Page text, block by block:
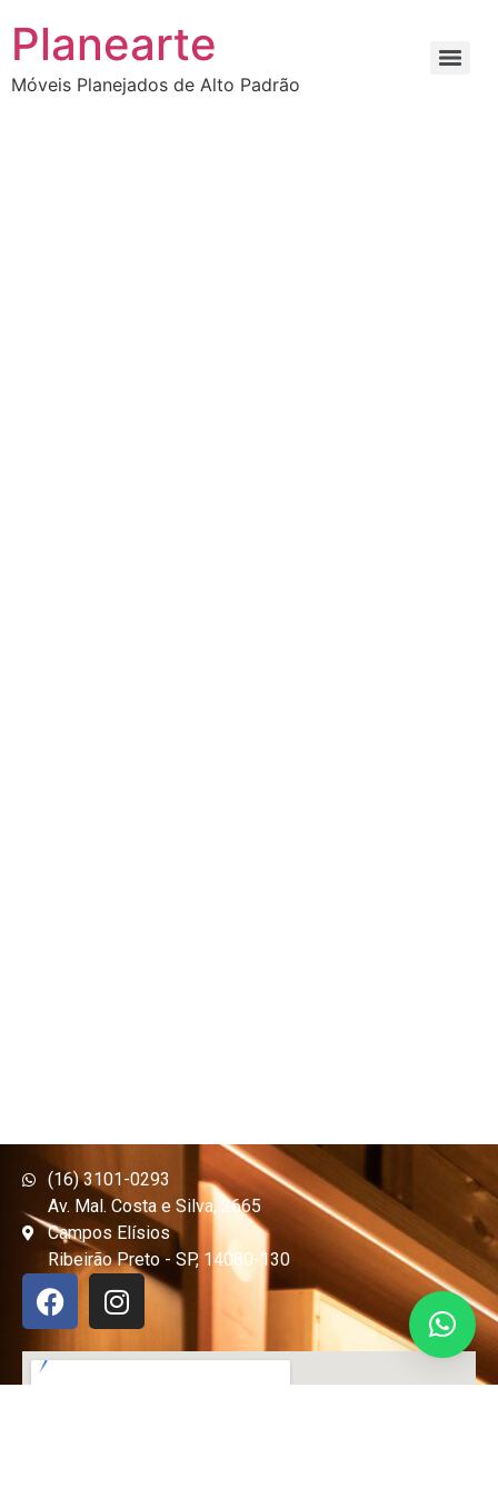
Planearte
Móveis Planejados de Alto Padrão
(16) 3101-0293
Av. Mal. Costa e Silva, 2665
Campos Elísios
Ribeirão Preto - SP, 14080-130